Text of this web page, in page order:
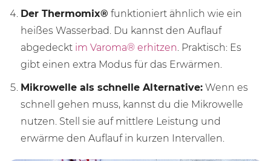
Der Thermomix® funktioniert ähnlich wie ein
heißes Wasserbad. Du kannst den Auflauf
abgedeckt im Varoma® erhitzen. Praktisch: Es
gibt einen extra Modus für das Erwärmen.
Mikrowelle als schnelle Alternative: Wenn es
schnell gehen muss, kannst du die Mikrowelle
nutzen. Stell sie auf mittlere Leistung und
erwärme den Auflauf in kurzen Intervallen.